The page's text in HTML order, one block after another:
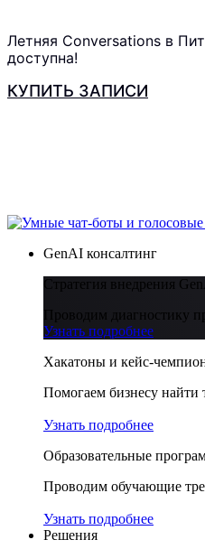
Летняя Conversations в
доступна!
КУПИТЬ ЗАПИСИ
GenAI консалтинг
Стратегия внедрения
Проводим диагностику
Узнать подробнее
Хакатоны и кейс-
Помогаем бизнесу найти
Узнать подробнее
Образовательные
Проводим обучающие
Узнать подробнее
Решения